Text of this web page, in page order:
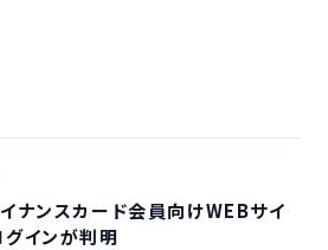
ナンスカード会員向けWEBサイ
グインが判明